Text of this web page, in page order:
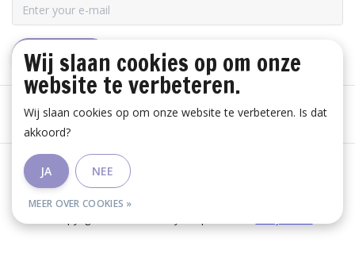
ABONNEER
Algemene voorwaarden
Wij slaan cookies op om onze
website te verbeteren.
Wij slaan cookies op om onze website te verbeteren. Is dat
akkoord?
JA NEE
MEER OVER COOKIES »